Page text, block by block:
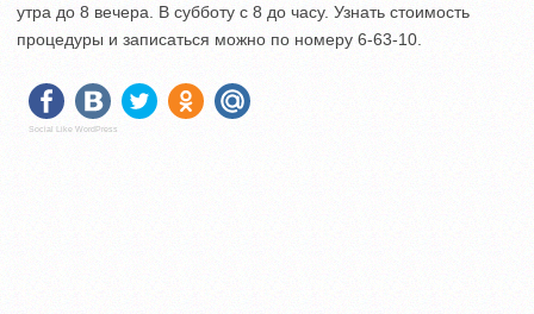
утра до 8 вечера. В субботу с 8 до часу. Узнать стоимость
процедуры и записаться можно по номеру 6-63-10.
Social Like WordPress